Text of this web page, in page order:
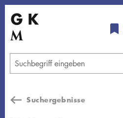
Direkt
zum
Inhalt
Geben
Sie
Suchbegriff
Suchergebnisse